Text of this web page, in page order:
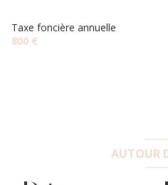
Taxe foncière annuelle
800 €
AUTOUR